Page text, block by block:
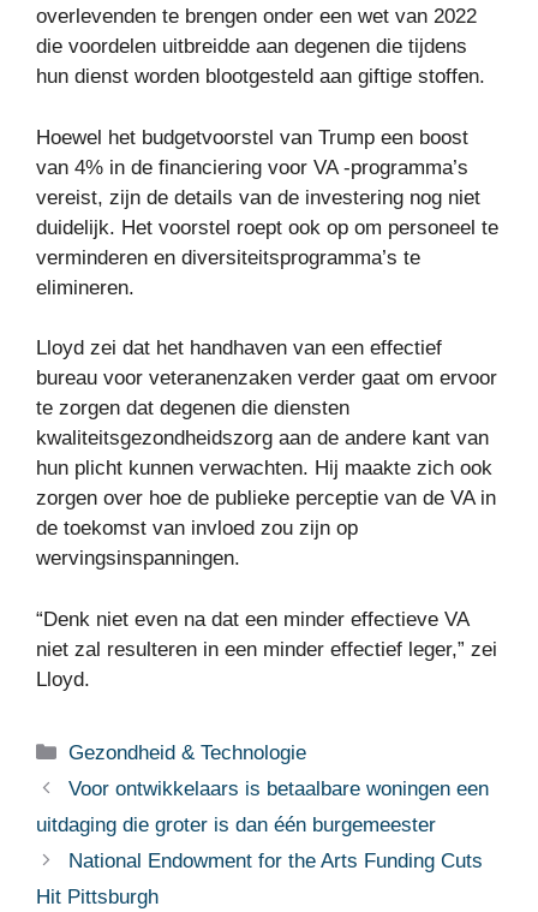
overlevenden te brengen onder een wet van 2022
die voordelen uitbreidde aan degenen die tijdens
hun dienst worden blootgesteld aan giftige stoffen.
Hoewel het budgetvoorstel van Trump een boost
van 4% in de financiering voor VA -programma’s
vereist, zijn de details van de investering nog niet
duidelijk. Het voorstel roept ook op om personeel te
verminderen en diversiteitsprogramma’s te
elimineren.
Lloyd zei dat het handhaven van een effectief
bureau voor veteranenzaken verder gaat om ervoor
te zorgen dat degenen die diensten
kwaliteitsgezondheidszorg aan de andere kant van
hun plicht kunnen verwachten. Hij maakte zich ook
zorgen over hoe de publieke perceptie van de VA in
de toekomst van invloed zou zijn op
wervingsinspanningen.
“Denk niet even na dat een minder effectieve VA
niet zal resulteren in een minder effectief leger,” zei
Lloyd.
Categorieën
Gezondheid & Technologie
Voor ontwikkelaars is betaalbare woningen een
uitdaging die groter is dan één burgemeester
National Endowment for the Arts Funding Cuts
Hit Pittsburgh